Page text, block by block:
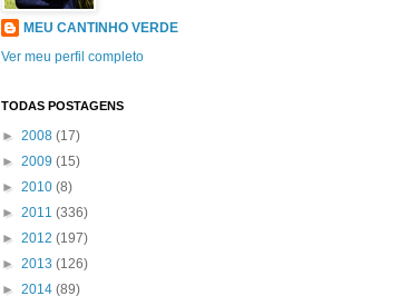
MEU CANTINHO VERDE
Ver meu perfil completo
TODAS POSTAGENS
► 2008 (17)
► 2009 (15)
► 2010 (8)
► 2011 (336)
► 2012 (197)
► 2013 (126)
► 2014 (89)